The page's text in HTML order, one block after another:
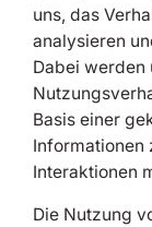
uns, das
analysieren
Dabei werden
Basis einer
Informationen
Interaktionen
Die Nutzung